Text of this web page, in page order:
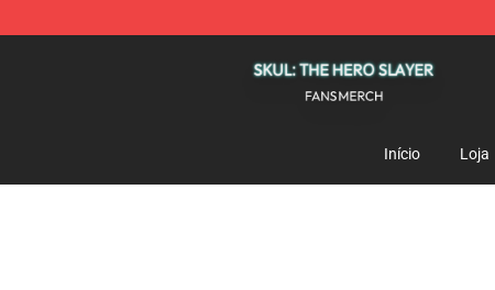
Início Loja